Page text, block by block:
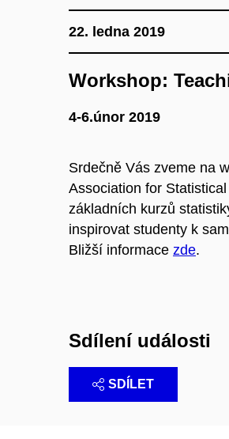
22. ledna 2019
Workshop:
4-6.únor 2019
Srdečně Vás zveme na
Association for
základních kurzů
inspirovat studenty k
Bližší informace zde.
Sdílení události
SDÍLET